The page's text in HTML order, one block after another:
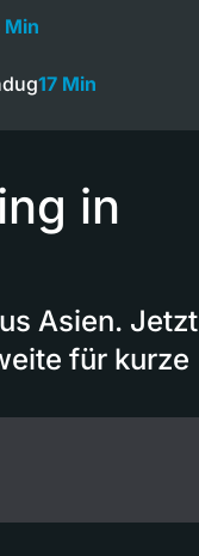
Min
17 Min
in
Asien. Jetzt
für kurze